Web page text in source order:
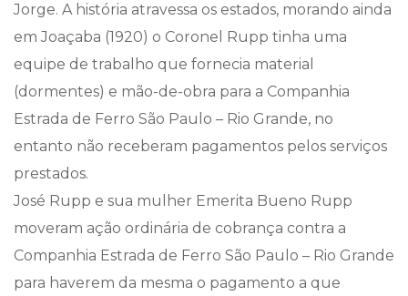
Jorge. A história atravessa os estados, morando ainda
em Joaçaba (1920) o Coronel Rupp tinha uma
equipe de trabalho que fornecia material
(dormentes) e mão-de-obra para a Companhia
Estrada de Ferro São Paulo – Rio Grande, no
entanto não receberam pagamentos pelos serviços
prestados.
José Rupp e sua mulher Emerita Bueno Rupp
moveram ação ordinária de cobrança contra a
Companhia Estrada de Ferro São Paulo – Rio Grande
para haverem da mesma o pagamento a que